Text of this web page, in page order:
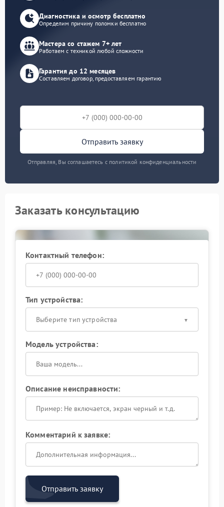
Диагностика и осмотр бесплатно
Определим причину поломки бесплатно
Мастера со стажем 7+ лет
Работаем с техникой любой сложности
Гарантия до 12 месяцев
Составляем договор, предоставляем гарантию
Отправить заявку
Отправляя, Вы соглашаетесь с политикой конфиденциальности
Заказать консультацию
Контактный телефон:
Тип устройства:
Выберите тип устройства
Модель устройства:
Описание неисправности:
Комментарий к заявке:
Отправить заявку